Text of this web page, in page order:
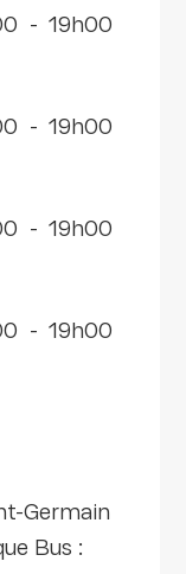
- 19h00
- 19h00
- 19h00
- 19h00
Germain
Bus :